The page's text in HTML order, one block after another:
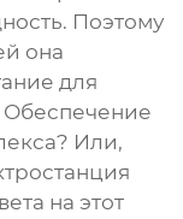
Поэтому
она
для
Или,
на этот